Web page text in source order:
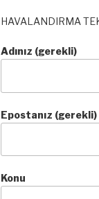
HAVALANDIRMA
Adınız (gerekli)
Epostanız (gerekli)
Konu